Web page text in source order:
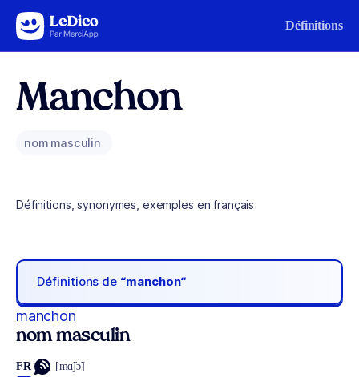
Aller au contenu Définitions
Manchon
nom masculin
Définitions, synonymes, exemples en français
Définitions de “manchon“
manchon
nom masculin
FR [mɑ̃ʃɔ̃]